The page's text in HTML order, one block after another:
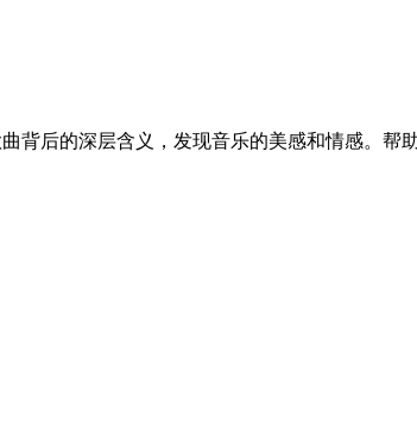
背后的深层含义，发现音乐的美感和情感。帮